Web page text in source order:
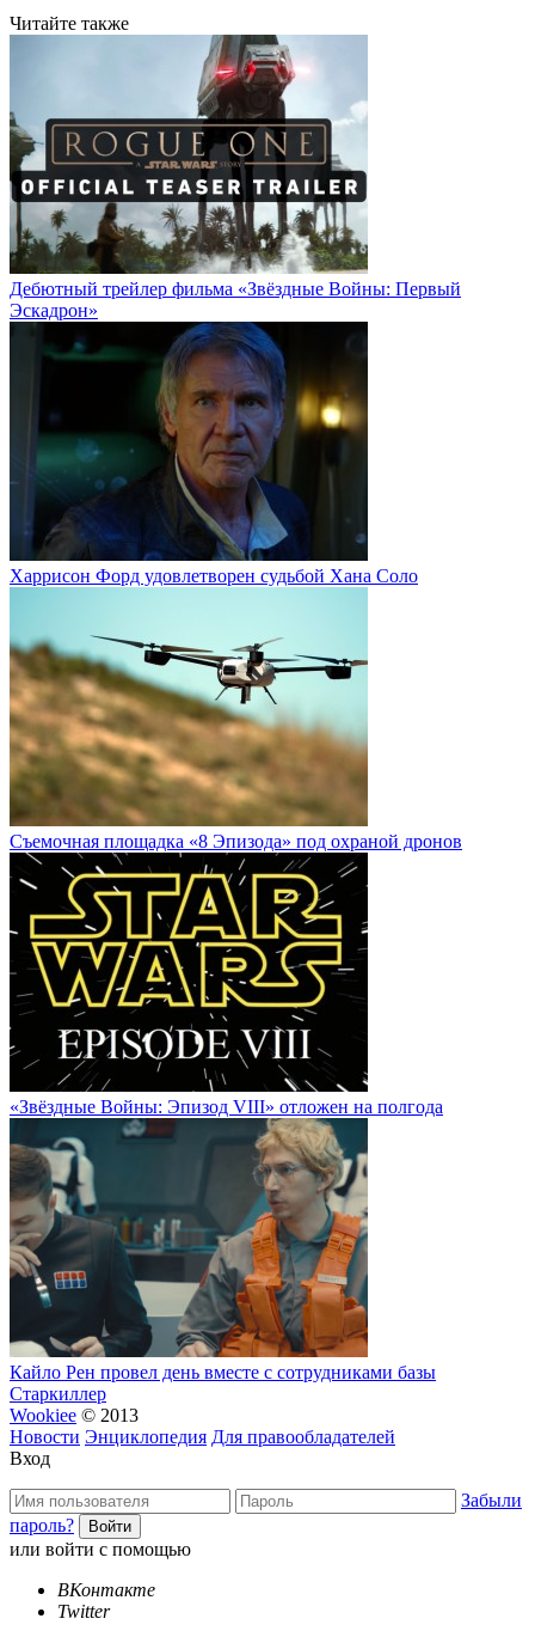
Читайте также
Дебютный трейлер фильма «Звёздные Войны: Первый
Эскадрон»
Харрисон Форд удовлетворен судьбой Хана Соло
Cъемочная площадка «8 Эпизода» под охраной дронов
«Звёздные Войны: Эпизод VIII» отложен на полгода
Кайло Рен провел день вместе с сотрудниками базы
Старкиллер
Wookiee © 2013
Новости Энциклопедия Для правообладателей
Вход
Забыли
пароль?
или войти с помощью
ВКонтакте
Twitter